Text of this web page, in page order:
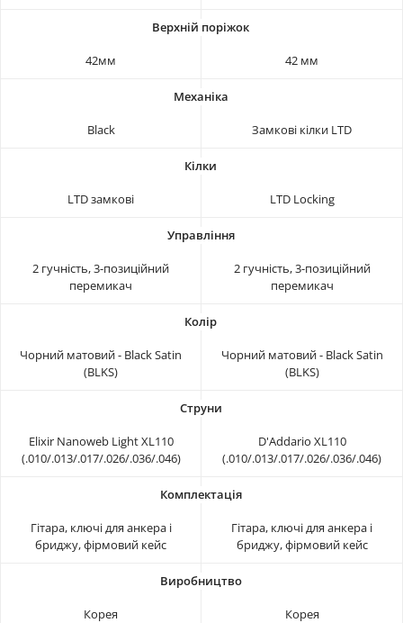
42мм 42 мм
Black Замкові кілки LTD
LTD замкові LTD Locking
2 гучність, 3-позиційний
перемикач
2 гучність, 3-позиційний
перемикач
Чорний матовий - Black Satin
(BLKS)
Чорний матовий - Black Satin
(BLKS)
Elixir Nanoweb Light XL110
(.010/.013/.017/.026/.036/.046)
D'Addario XL110
(.010/.013/.017/.026/.036/.046)
Гітара, ключі для анкера і
бриджу, фірмовий кейс
Гітара, ключі для анкера і
бриджу, фірмовий кейс
Корея Корея